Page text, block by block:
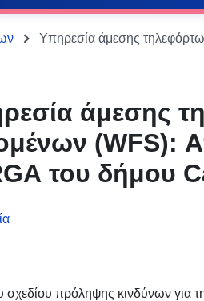
άμεσης
(WFS):
του δήμου
σχεδίου πρόληψης κινδύνων